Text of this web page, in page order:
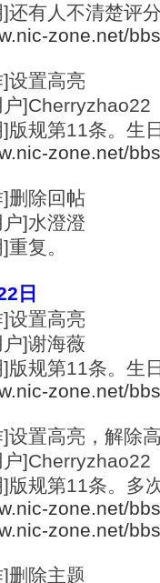
还有人不清楚评
zone.net/
设置高亮
]Cherryzhao22
版规第11条。生
zone.net/
删除回帖
]水澄澄
复。
日
设置高亮
]谢海薇
版规第11条。生
zone.net/
设置高亮，解除
户
版规第11条。多
zone.net/
zone.net/
删除主题